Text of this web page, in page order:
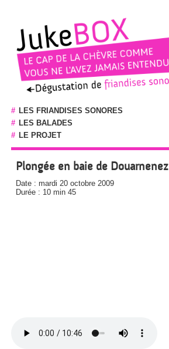
# LES FRIANDISES SONORES
# LES BALADES
# LE PROJET
Plongée en baie de Douarnenez
Date : mardi 20 octobre 2009
Durée : 10 min 45